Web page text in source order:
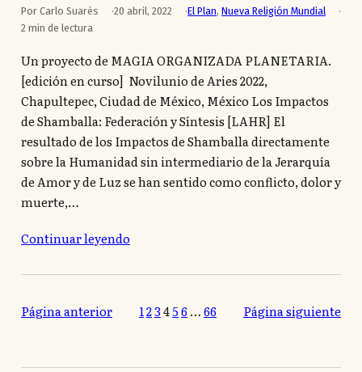
Por Carlo Suarès 20 abril, 2022 El Plan, Nueva Religión Mundial
2 min de lectura
Un proyecto de MAGIA ORGANIZADA PLANETARIA.
[edición en curso] Novilunio de Aries 2022,
Chapultepec, Ciudad de México, México Los Impactos
de Shamballa: Federación y Síntesis [LAHR] El
resultado de los Impactos de Shamballa directamente
sobre la Humanidad sin intermediario de la Jerarquía
de Amor y de Luz se han sentido como conflicto, dolor y
muerte,…
Continuar leyendo
Página anterior 123456…66 Página siguiente